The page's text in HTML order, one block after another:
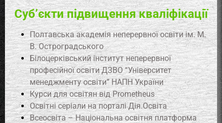
Суб’єкти підвищення кваліфікації
Полтавська академія неперервної освіти ім. М.
В. Остроградського
Білоцерківський інститут неперервної
професійної освіти ДЗВО “Університет
менеджменту освіти” НАПН України
Курси для освітян від Prometheus
Освітні серіали на порталі Дія.Освіта
Всеосвіта – Національна освітня платформа